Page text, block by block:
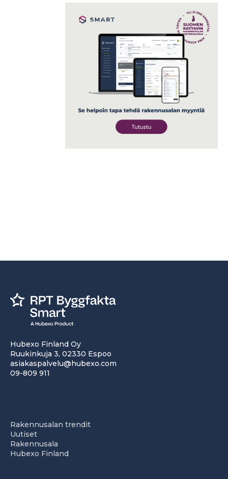
Hubexo Finland Oy
Ruukinkuja 3, 02330 Espoo
asiakaspalvelu@hubexo.com
09-809 911
Rakennusalan trendit
Uutiset
Rakennusala
Hubexo Finland